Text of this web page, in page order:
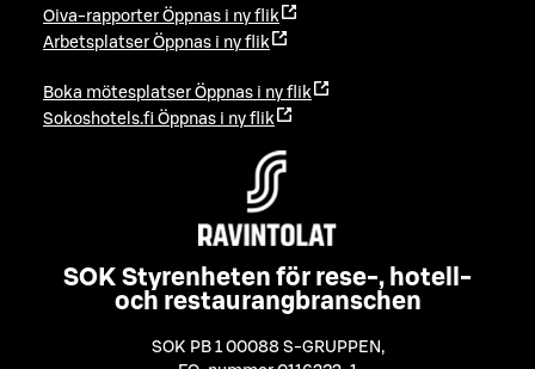
Oiva-rapporter Öppnas i ny flik
Arbetsplatser Öppnas i ny flik
Boka mötesplatser Öppnas i ny flik
Sokoshotels.fi Öppnas i ny flik
SOK Styrenheten för rese-, hotell-
och restaurangbranschen
SOK PB 1 00088 S-GRUPPEN ,